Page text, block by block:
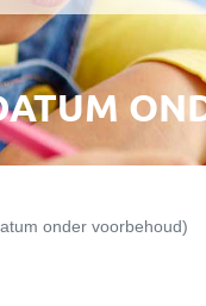
onder voorbehoud)